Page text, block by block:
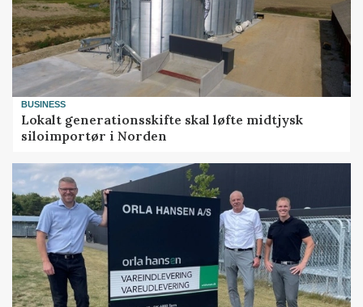
BUSINESS
Lokalt generationsskifte skal løfte midtjysk
siloimportør i Norden